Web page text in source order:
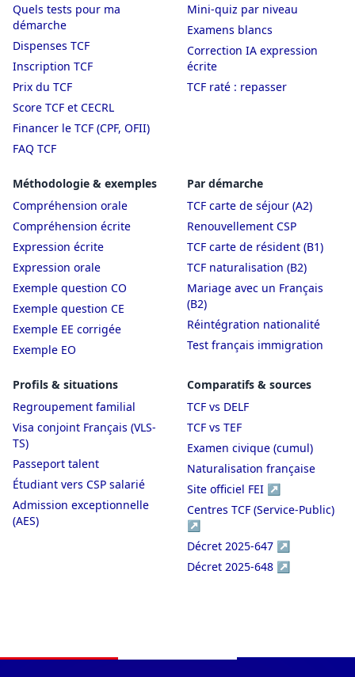
Quels tests pour ma
démarche
Dispenses TCF
Inscription TCF
Prix du TCF
Score TCF et CECRL
Financer le TCF (CPF, OFII)
FAQ TCF
Mini-quiz par niveau
Examens blancs
Correction IA expression
écrite
TCF raté : repasser
Méthodologie & exemples
Compréhension orale
Compréhension écrite
Expression écrite
Expression orale
Exemple question CO
Exemple question CE
Exemple EE corrigée
Exemple EO
Par démarche
TCF carte de séjour (A2)
Renouvellement CSP
TCF carte de résident (B1)
TCF naturalisation (B2)
Mariage avec un Français
(B2)
Réintégration nationalité
Test français immigration
Profils & situations
Regroupement familial
Visa conjoint Français (VLS-
TS)
Passeport talent
Étudiant vers CSP salarié
Admission exceptionnelle
(AES)
Comparatifs & sources
TCF vs DELF
TCF vs TEF
Examen civique (cumul)
Naturalisation française
Site officiel FEI ↗
Centres TCF (Service-Public)
↗
Décret 2025-647 ↗
Décret 2025-648 ↗